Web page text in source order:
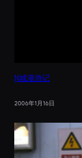
N城漫游记
2006年1月16日